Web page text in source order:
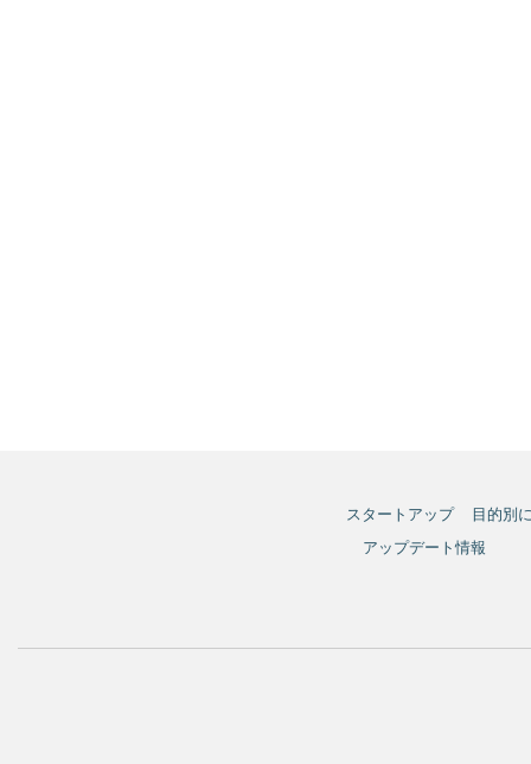
スタートアップ
目的別
アップデート情報